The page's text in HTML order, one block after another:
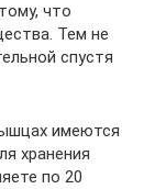
что
Тем не
спустя
имеются
хранения
по 20